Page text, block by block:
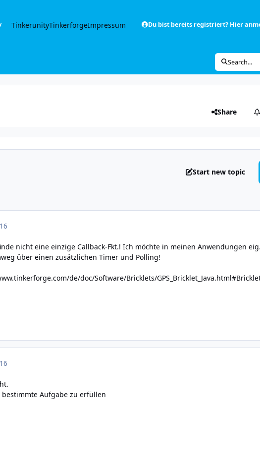
TinkerunityTinkerforgeImpressum Du bist bereits registriert? Hier
Search...
Share
Start new topic
nicht eine einzige Callback-Fkt.! Ich möchte in meinen Anwendungen
über einen zusätzlichen Timer und Polling!
de/doc/Software/Bricklets/
Aufgabe zu erfüllen